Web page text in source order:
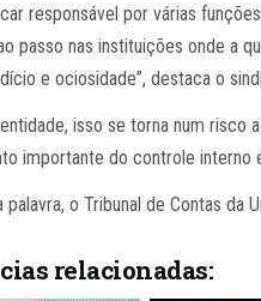
responsável por várias
passo nas instituições onde a
e ociosidade”, destaca o
isso se torna num risco
importante do controle interno
palavra, o Tribunal de Contas da
relacionadas: